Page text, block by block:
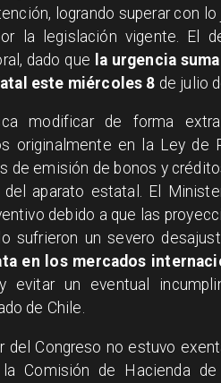
logrando superar con
la legislación vigente. El
dado que la urgencia
este miércoles 8 de julio
modificar de forma
originalmente en la Ley de
de emisión de bonos y
aparato estatal. El
debido a que las
sufrieron un severo
en los mercados
evitar un eventual
de Chile.
del Congreso no estuvo
la Comisión de Hacienda